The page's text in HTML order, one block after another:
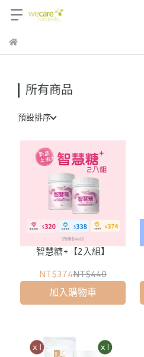
所有商品
預設排序
智慧糖+【2入組】
NT$374NT$440
加入購物車